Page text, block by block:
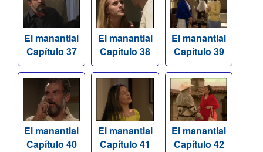
El manantial
Capítulo 37
El manantial
Capítulo 38
El manantial
Capítulo 39
El manantial
Capítulo 40
El manantial
Capítulo 41
El manantial
Capítulo 42